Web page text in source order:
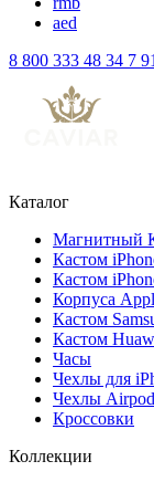
aed
8 800 333 48 34 7
Каталог
Магнитный
Кастом
Кастом
Корпуса
Кастом
Кастом
Часы
Чехлы для
Чехлы
Кроссовки
Коллекции